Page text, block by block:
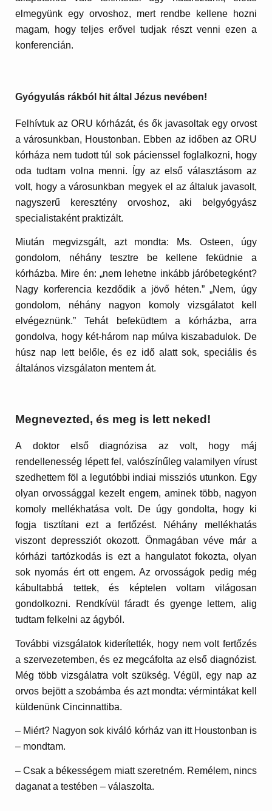
elmegyünk egy orvoshoz, mert rendbe kellene hozni
magam, hogy teljes erővel tudjak részt venni ezen a
konferencián.
Gyógyulás rákból hit által Jézus nevében!
Felhívtuk az ORU kórházát, és ők javasoltak egy orvost
a városunkban, Houstonban. Ebben az időben az ORU
kórháza nem tudott túl sok pácienssel foglalkozni, hogy
oda tudtam volna menni. Így az első választásom az
volt, hogy a városunkban megyek el az általuk javasolt,
nagyszerű keresztény orvoshoz, aki belgyógyász
specialistaként praktizált.
Miután megvizsgált, azt mondta: Ms. Osteen, úgy
gondolom, néhány tesztre be kellene feküdnie a
kórházba. Mire én: „nem lehetne inkább járóbetegként?
Nagy korferencia kezdődik a jövő héten.” „Nem, úgy
gondolom, néhány nagyon komoly vizsgálatot kell
elvégeznünk.” Tehát befeküdtem a kórházba, arra
gondolva, hogy két-három nap múlva kiszabadulok. De
húsz nap lett belőle, és ez idő alatt sok, speciális és
általános vizsgálaton mentem át.
Megnevezted, és meg is lett neked!
A doktor első diagnózisa az volt, hogy máj
rendellenesség lépett fel, valószínűleg valamilyen vírust
szedhettem föl a legutóbbi indiai missziós utunkon. Egy
olyan orvossággal kezelt engem, aminek több, nagyon
komoly mellékhatása volt. De úgy gondolta, hogy ki
fogja tisztítani ezt a fertőzést. Néhány mellékhatás
viszont depressziót okozott. Önmagában véve már a
kórházi tartózkodás is ezt a hangulatot fokozta, olyan
sok nyomás ért ott engem. Az orvosságok pedig még
kábultabbá tettek, és képtelen voltam világosan
gondolkozni. Rendkívül fáradt és gyenge lettem, alig
tudtam felkelni az ágyból.
További vizsgálatok kiderítették, hogy nem volt fertőzés
a szervezetemben, és ez megcáfolta az első diagnózist.
Még több vizsgálatra volt szükség. Végül, egy nap az
orvos bejött a szobámba és azt mondta: vérmintákat kell
küldenünk Cincinnattiba.
– Miért? Nagyon sok kiváló kórház van itt Houstonban is
– mondtam.
– Csak a békességem miatt szeretném. Remélem, nincs
daganat a testében – válaszolta.